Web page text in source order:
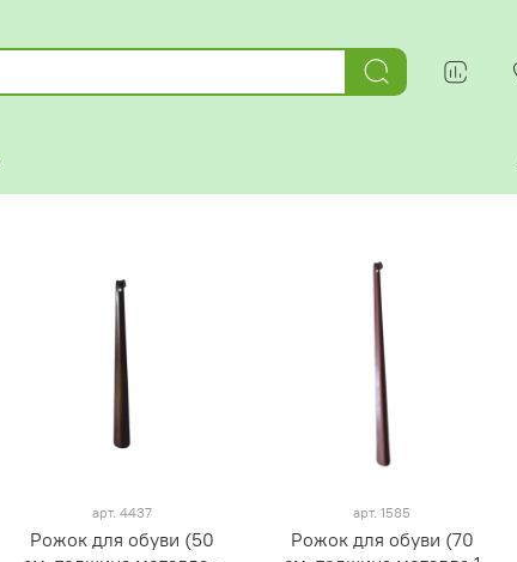
арт. 4437
Рожок для обуви (50
арт.1585
Рожок для обуви (70